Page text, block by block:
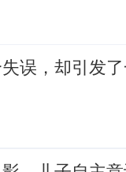
误，却引发